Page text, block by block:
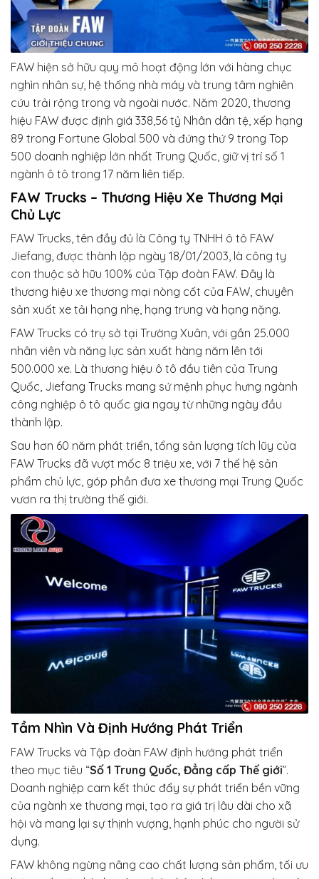
FAW hiện sở hữu quy mô hoạt động lớn với hàng chục
nghìn nhân sự, hệ thống nhà máy và trung tâm nghiên
cứu trải rộng trong và ngoài nước. Năm 2020, thương
hiệu FAW được định giá 338,56 tỷ Nhân dân tệ, xếp hạng
89 trong Fortune Global 500 và đứng thứ 9 trong Top
500 doanh nghiệp lớn nhất Trung Quốc, giữ vị trí số 1
ngành ô tô trong 17 năm liên tiếp.
FAW Trucks – Thương Hiệu Xe Thương Mại
Chủ Lực
FAW Trucks, tên đầy đủ là Công ty TNHH ô tô FAW
Jiefang, được thành lập ngày 18/01/2003, là công ty
con thuộc sở hữu 100% của Tập đoàn FAW. Đây là
thương hiệu xe thương mại nòng cốt của FAW, chuyên
sản xuất xe tải hạng nhẹ, hạng trung và hạng nặng.
FAW Trucks có trụ sở tại Trường Xuân, với gần 25.000
nhân viên và năng lực sản xuất hàng năm lên tới
500.000 xe. Là thương hiệu ô tô đầu tiên của Trung
Quốc, Jiefang Trucks mang sứ mệnh phục hưng ngành
công nghiệp ô tô quốc gia ngay từ những ngày đầu
thành lập.
Sau hơn 60 năm phát triển, tổng sản lượng tích lũy của
FAW Trucks đã vượt mốc 8 triệu xe, với 7 thế hệ sản
phẩm chủ lực, góp phần đưa xe thương mại Trung Quốc
vươn ra thị trường thế giới.
Tầm Nhìn Và Định Hướng Phát Triển
FAW Trucks và Tập đoàn FAW định hướng phát triển
theo mục tiêu “Số 1 Trung Quốc, Đẳng cấp Thế giới”.
Doanh nghiệp cam kết thúc đẩy sự phát triển bền vững
của ngành xe thương mại, tạo ra giá trị lâu dài cho xã
hội và mang lại sự thịnh vượng, hạnh phúc cho người sử
dụng.
FAW không ngừng nâng cao chất lượng sản phẩm, tối ưu